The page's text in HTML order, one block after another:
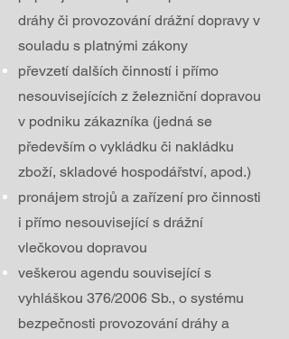
dráhy či provozování drážní dopravy v
souladu s platnými zákony
převzetí dalších činností i přímo
nesouvisejících z železniční dopravou
v podniku zákazníka (jedná se
především o vykládku či nakládku
zboží, skladové hospodářství, apod.)
pronájem strojů a zařízení pro činnosti
i přímo nesouvisející s drážní
vlečkovou dopravou
veškerou agendu související s
vyhláškou 376/2006 Sb., o systému
bezpečnosti provozování dráhy a